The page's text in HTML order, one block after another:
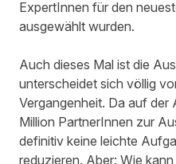
ExpertInnen für den
ausgewählt wurden.
Auch dieses Mal ist die
unterscheidet sich völlig
Vergangenheit. Da auf der
Million PartnerInnen zur
definitiv keine leichte
reduzieren. Aber: Wie